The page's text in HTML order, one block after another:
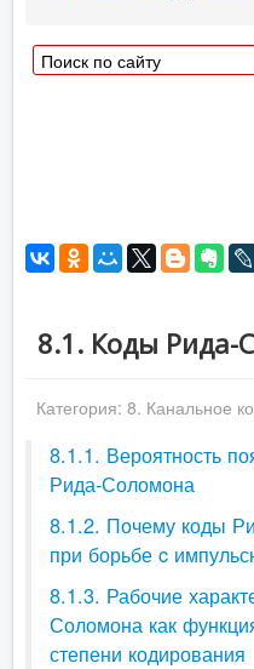
8.1. Коды Рида-
Категория: 8. Канальное
8.1.1. Вероятность
Рида-Соломона
8.1.2. Почему коды
при борьбе c
8.1.3. Рабочие
Соломона как
степени кодирования